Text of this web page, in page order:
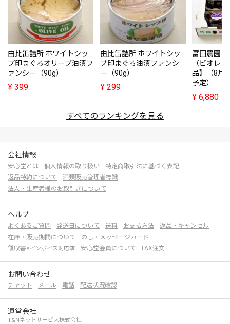
由比缶詰所 ホワイトシッ
プ印まぐろオリーブ油漬フ
ァンシー（90g）
¥ 399
由比缶詰所 ホワイトシッ
プ印まぐろ油漬ファンシ
ー（90g）
¥ 299
富田農園
（ビオレ
品】（8月
予定）
¥ 6,880
すべてのランキングを見る
会社情報
安心堂とは 個人情報の取り扱い
特定商取引法に基づく表記
返品特約について
酒類販売管理者標識
法人・生産者様のお取引きについて
ヘルプ
よくあるご質問 発送日について 送料 お支払方法
返品・キャンセル
在庫・販売期間について
のし・メッセージカード
領収書※インボイス対応済 安心堂会員について FAX注文
お問い合わせ
チャット メール 電話 配送状況確認
運営会社
T&Nネットサービス株式会社